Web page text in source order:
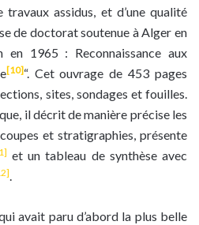
assidus, et d’une qualité
de doctorat soutenue à Alger en
1965 : Reconnaissance aux
[10]“. Cet ouvrage de 453 pages
sites, sondages et fouilles.
il décrit de manière précise les
et stratigraphies, présente
et un tableau de synthèse avec
.
avait paru d’abord la plus belle